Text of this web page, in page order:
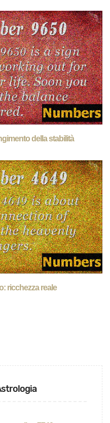
della stabilità
ricchezza reale